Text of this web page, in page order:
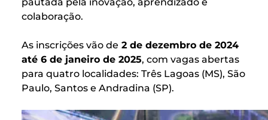
colaboração.
As inscrições vão de 2 de dezembro de 2024
até 6 de janeiro de 2025, com vagas abertas
para quatro localidades: Três Lagoas (MS), São
Paulo, Santos e Andradina (SP).